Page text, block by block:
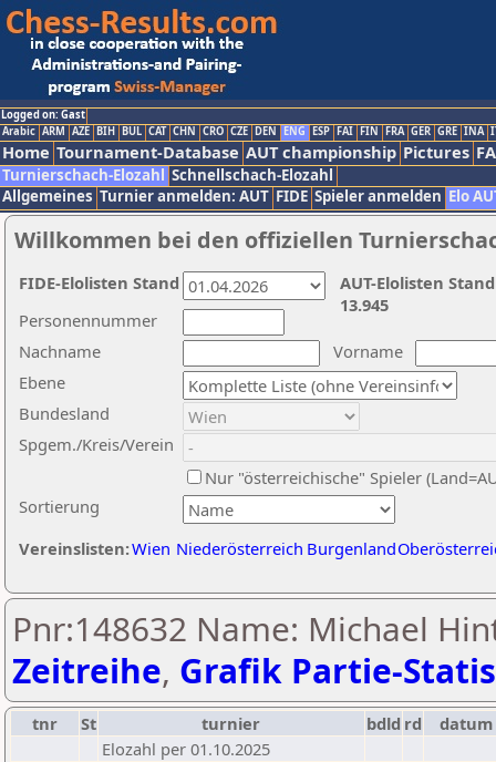
Logged on: Gast
Arabic ARM AZE BIH BUL CAT CHN CRO CZE DEN ENG ESP FAI FIN FRA GER GRE INA
Home Tournament-Database AUT championship Pictures
Turnierschach-Elozahl Schnellschach-Elozahl
Allgemeines Turnier anmelden: AUT FIDE Spieler anmelden Elo
Willkommen bei den offiziellen
Nachname
Vorname
Ebene
Sortierung
Personennummer
Bundesland
Spgem./Kreis/Verein
Nur "österreichische" Spieler
Vereinslisten:Wien Niederösterreich Burgenland
AUT-Elolisten
13.945
FIDE-Elolisten Stand
Pnr:148632 Name: Michael
Zeitreihe, Grafik Partie-
tnr St turnier bdld rd
datum
Elozahl per 01.10.2025